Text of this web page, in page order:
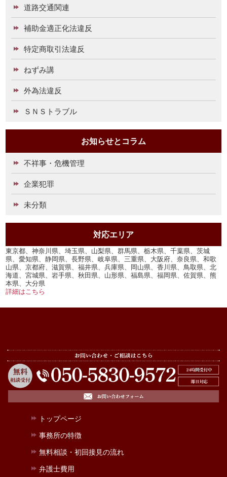
道路交通関連
補助金適正化法違反
特定商取引法違反
ねずみ講
外為法違反
ＳＮＳトラブル
お知らせとコラム
不祥事・危機管理
企業犯罪
未分類
対応エリア
東京都、神奈川県、埼玉県、山梨県、群馬県、栃木県、千葉県、茨城
県、愛知県、静岡県、長野県、岐阜県、三重県、大阪府、奈良県、和歌
山県、京都府、滋賀県、福井県、兵庫県、岡山県、香川県、鳥取県、北
海道、宮城県、岩手県、秋田県、山形県、福島県、福岡県、佐賀県、熊
本県、大分県
詳細はこちら
トップページ
事務所の特徴
無料相談・初回接見の流れ
弁護士費用